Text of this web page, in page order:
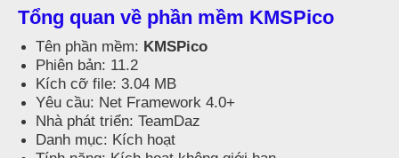
Tổng quan về phần mềm KMSPico
Tên phần mềm: KMSPico
Phiên bản: 11.2
Kích cỡ file: 3.04 MB
Yêu cầu: Net Framework 4.0+
Nhà phát triển: TeamDaz
Danh mục: Kích hoạt